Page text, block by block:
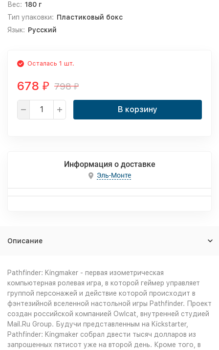
Вес: 180 г
Тип упаковки: Пластиковый бокс
Язык: Русский
Осталась 1 шт.
678 ₽ 798₽
В корзину
Информация о доставке
Эль-Монте
Описание
Pathfinder: Kingmaker - первая изометрическая
компьютерная ролевая игра, в которой геймер управляет
группой персонажей и действие которой происходит в
фэнтезийной вселенной настольной игры Pathfinder. Проект
создан российской компанией Owlcat, внутренней студией
Mail.Ru Group. Будучи представленным на Kickstarter,
Pathfinder: Kingmaker собрал двести тысяч долларов из
запрошенных пятисот уже на второй день. Кроме того, в